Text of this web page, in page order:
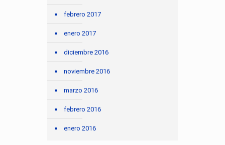
febrero 2017
enero 2017
diciembre 2016
noviembre 2016
marzo 2016
febrero 2016
enero 2016